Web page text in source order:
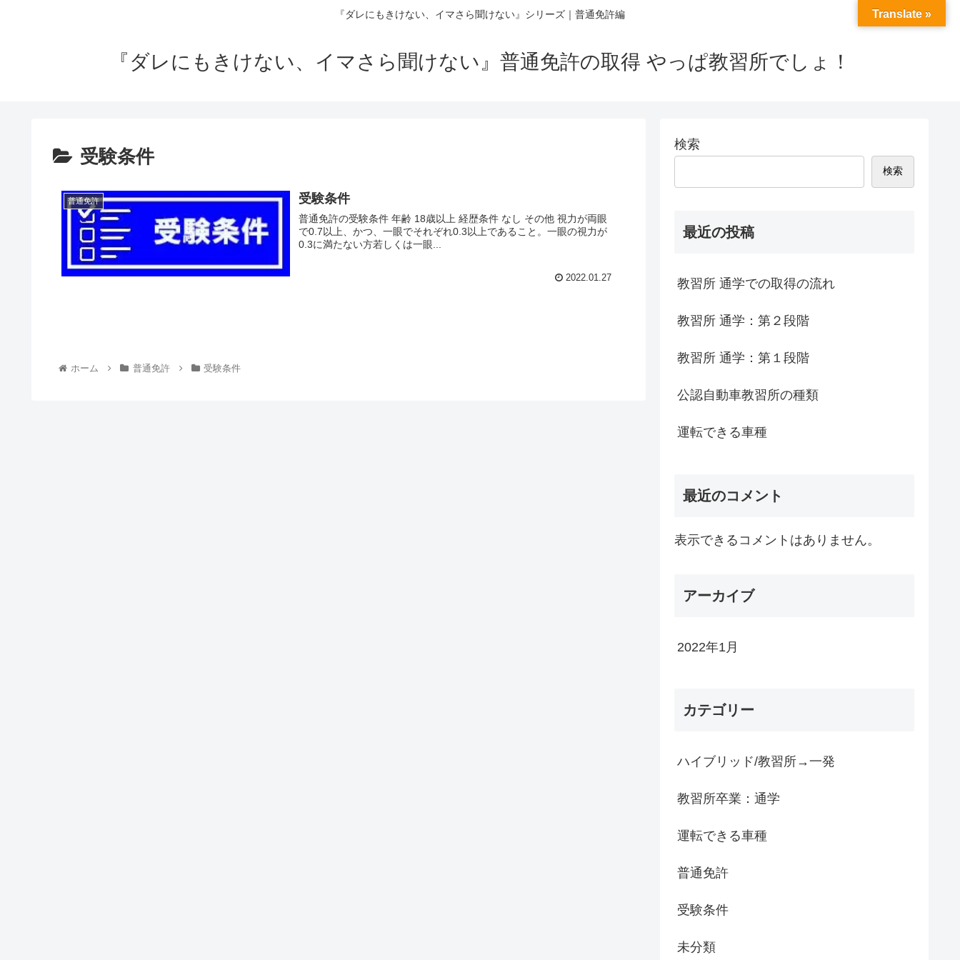
『ダレにもきけない、イマさら聞けない』シリーズ｜普通免許編
『ダレにもきけない、イマさら聞けない』普通免許の取得 やっぱ教習所でしょ！
受験条件
普通免許 受験条件
普通免許の受験条件 年齢 18歳以上 経歴条件 なし その他 視力が両眼
で0.7以上、かつ、一眼でそれぞれ0.3以上であること。一眼の視力が
0.3に満たない方若しくは一眼...
2022.01.27
ホーム 普通免許 受験条件
検索
検索
最近の投稿
教習所 通学での取得の流れ
教習所 通学：第２段階
教習所 通学：第１段階
公認自動車教習所の種類
運転できる車種
最近のコメント
表示できるコメントはありません。
アーカイブ
2022年1月
カテゴリー
ハイブリッド/教習所→一発
教習所卒業：通学
運転できる車種
普通免許
受験条件
未分類
Translate »